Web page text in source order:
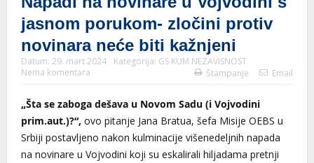
jasnom porukom- zločini protiv
novinara neće biti kažnjeni
Datum: 29. mart 2024 Kategorija: GS KUM NEZAVISNOST
Nema komentara
Štampanje Email
„Šta se zaboga dešava u Novom Sadu (i Vojvodini
prim.aut.)?“, ovo pitanje Jana Bratua, šefa Misije OEBS u
Srbiji postavljeno nakon kulminacije višenedeljnih napada
na novinare u Vojvodini koji su eskalirali hiljadama pretnji